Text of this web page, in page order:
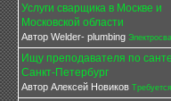
Услуги сварщика в Москве и
Московской области
Автор Welder- plumbing
Ищу преподавателя по
Санкт-Петербург
Автор Алексей Новиков